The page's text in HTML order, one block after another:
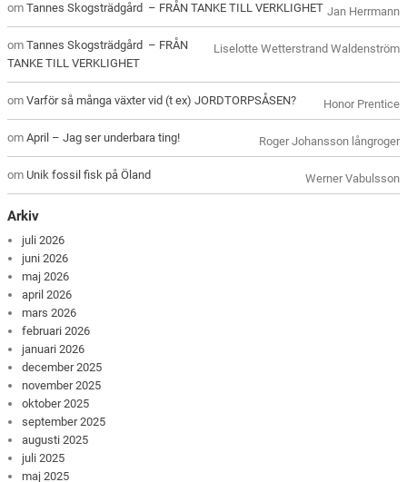
Jan Herrmann
omTannes Skogsträdgård – FRÅN TANKE TILL VERKLIGHET
Liselotte Wetterstrand Waldenström
omTannes Skogsträdgård – FRÅN
TANKE TILL VERKLIGHET
Honor Prentice
omVarför så många växter vid (t ex) JORDTORPSÅSEN?
Roger Johansson långroger
omApril – Jag ser underbara ting!
Werner Vabulsson
om Unik fossil fisk på Öland
Arkiv
juli 2026
juni 2026
maj 2026
april 2026
mars 2026
februari 2026
januari 2026
december 2025
november 2025
oktober 2025
september 2025
augusti 2025
juli 2025
maj 2025